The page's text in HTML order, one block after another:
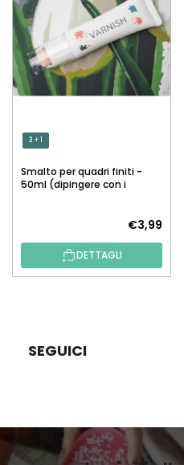
3 + 1
Smalto per quadri finiti -
50ml (dipingere con i
€3,99
DETTAGLI
G
SEGUICI